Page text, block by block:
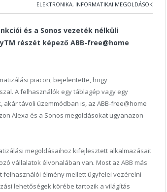
ELEKTRONIKA, INFORMATIKAI MEGOLDÁSOK
és a Sonos vezeték nélküli
TM részét képező ABB-free@home
piacon, bejelentette, hogy
A felhasználók egy táblagép vagy egy
távoli üzemmódban is, az ABB-free@home
Alexa és a Sonos megoldásokat ugyanazon
megoldásaihoz kifejlesztett alkalmazásait
vállalatok élvonalában van. Most az ABB más
élmény mellett ügyfelei vezérelni
lehetőségek körébe tartozik a világítás